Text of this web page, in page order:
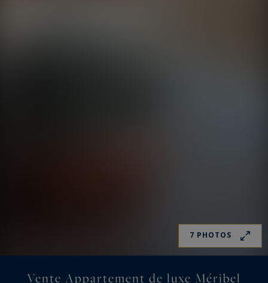
7 PHOTOS
Vente Appartement de luxe Méribel